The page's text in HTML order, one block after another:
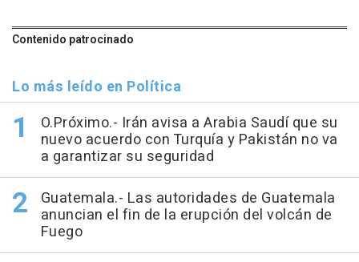
Contenido patrocinado
Lo más leído en Política
O.Próximo.- Irán avisa a Arabia Saudí que su
nuevo acuerdo con Turquía y Pakistán no va
a garantizar su seguridad
Guatemala.- Las autoridades de Guatemala
anuncian el fin de la erupción del volcán de
Fuego